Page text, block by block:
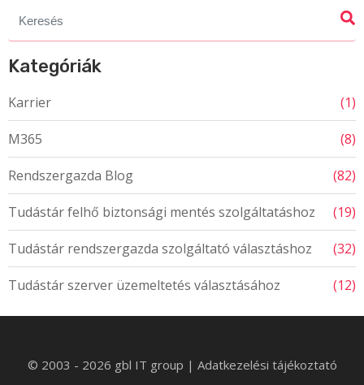
for:
Kategóriák
Karrier (1)
M365 (8)
Rendszergazda Blog (82)
Tudástár felhő biztonsági mentés szolgáltatáshoz (19)
Tudástár rendszergazda szolgáltató választáshoz (32)
Tudástár szerver üzemeltetés választásához (12)
© 2003 - 2026 gbl IT group | Adatkezelési tájékoztató